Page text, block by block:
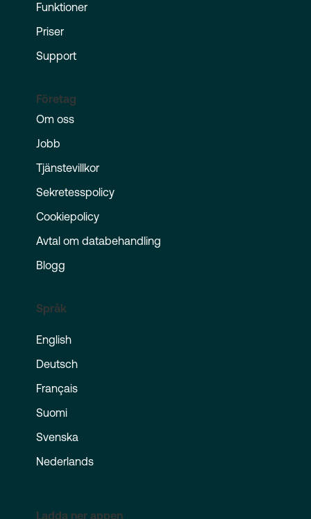
Funktioner
Priser
Support
Företag
Om oss
Jobb
Tjänstevillkor
Sekretesspolicy
Cookiepolicy
Avtal om databehandling
Blogg
Språk
English
Deutsch
Français
Suomi
Svenska
Nederlands
Ladda ner appen